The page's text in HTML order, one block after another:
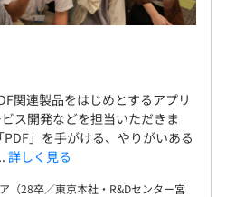
関連製品をはじめとするアプリ
ス開発などを担当いただきま
」を手がける、やりがいある
詳しく見る
（28卒／東京本社・R&Dセンター宮